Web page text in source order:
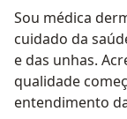
Sou médica
cuidado da
e das unhas.
qualidade
entendimento